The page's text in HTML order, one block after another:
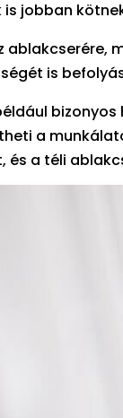
jobban
is
a
és a téli